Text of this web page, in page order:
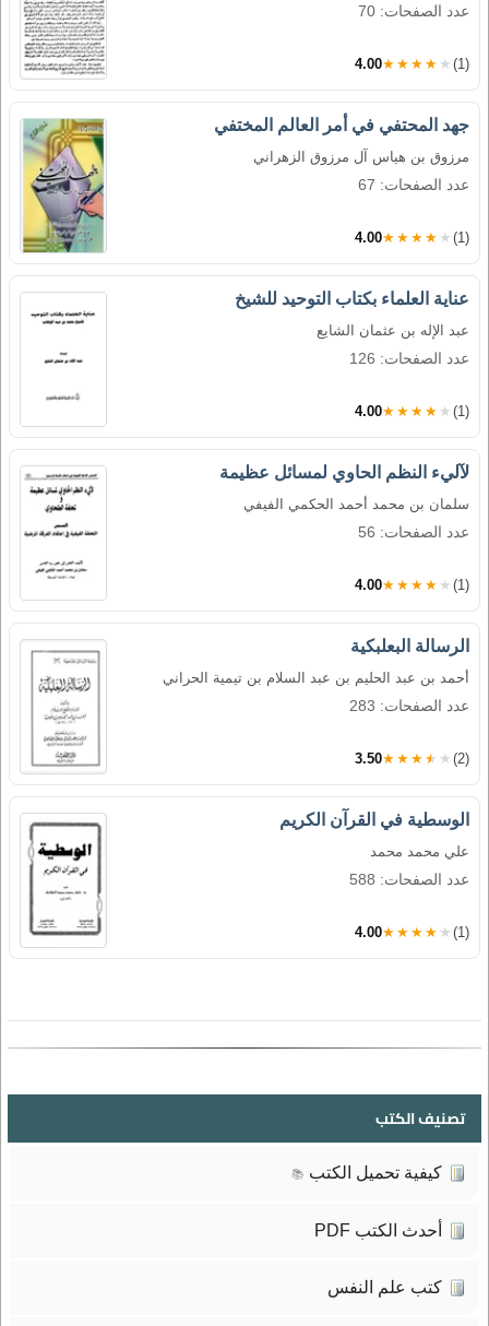
عدد الصفحات: 70
4.00★★★★★ (1)
جهد المحتفي في أمر العالم المختفي
مرزوق بن هياس آل مرزوق الزهراني
عدد الصفحات: 67
4.00★★★★★ (1)
عناية العلماء بكتاب التوحيد للشيخ
عبد الإله بن عثمان الشايع
عدد الصفحات: 126
4.00★★★★★ (1)
لآليء النظم الحاوي لمسائل عظيمة
سلمان بن محمد أحمد الحكمي الفيفي
عدد الصفحات: 56
4.00★★★★★ (1)
الرسالة البعلبكية
أحمد بن عبد الحليم بن عبد السلام بن تيمية الحراني
عدد الصفحات: 283
3.50★★★★★ (2)
الوسطية في القرآن الكريم
علي محمد محمد
عدد الصفحات: 588
4.00★★★★★ (1)
تصنيف الكتب
كيفية تحميل الكتب 📚
أحدث الكتب PDF
كتب علم النفس